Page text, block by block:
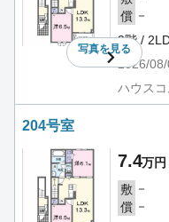
写真を見る
償 －
2階 /
2026/08/
ハウス
204号室
7.4万円
敷 －
償 －